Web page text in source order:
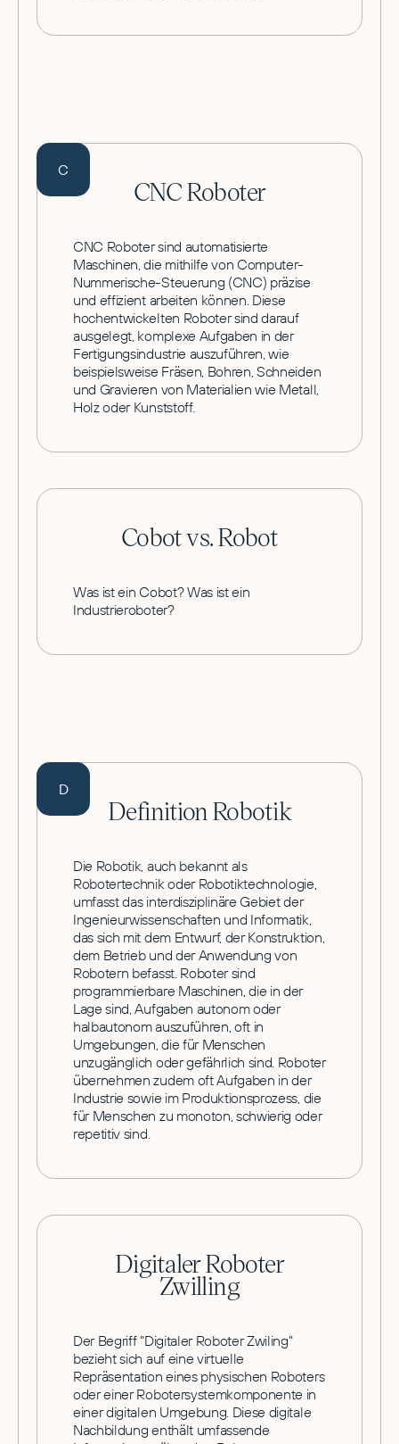
C
CNC Roboter
CNC Roboter sind automatisierte
Maschinen, die mithilfe von Computer-
Nummerische-Steuerung (CNC) präzise
und effizient arbeiten können. Diese
hochentwickelten Roboter sind darauf
ausgelegt, komplexe Aufgaben in der
Fertigungsindustrie auszuführen, wie
beispielsweise Fräsen, Bohren, Schneiden
und Gravieren von Materialien wie Metall,
Holz oder Kunststoff.
Cobot vs. Robot
Was ist ein Cobot? Was ist ein
Industrieroboter?
D
Definition Robotik
Die Robotik, auch bekannt als
Robotertechnik oder Robotiktechnologie,
umfasst das interdisziplinäre Gebiet der
Ingenieurwissenschaften und Informatik,
das sich mit dem Entwurf, der Konstruktion,
dem Betrieb und der Anwendung von
Robotern befasst. Roboter sind
programmierbare Maschinen, die in der
Lage sind, Aufgaben autonom oder
halbautonom auszuführen, oft in
Umgebungen, die für Menschen
unzugänglich oder gefährlich sind. Roboter
übernehmen zudem oft Aufgaben in der
Industrie sowie im Produktionsprozess, die
für Menschen zu monoton, schwierig oder
repetitiv sind.
Digitaler Roboter
Zwilling
Der Begriff "Digitaler Roboter Zwiling"
bezieht sich auf eine virtuelle
Repräsentation eines physischen Roboters
oder einer Robotersystemkomponente in
einer digitalen Umgebung. Diese digitale
Nachbildung enthält umfassende